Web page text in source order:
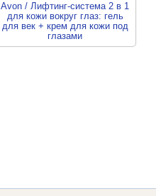
Avon / Лифтинг-система 2 в 1
для кожи вокруг глаз: гель
для век + крем для кожи под
глазами
27 отзывов